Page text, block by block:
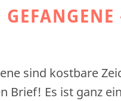
sind kostbare
Brief! Es ist ganz